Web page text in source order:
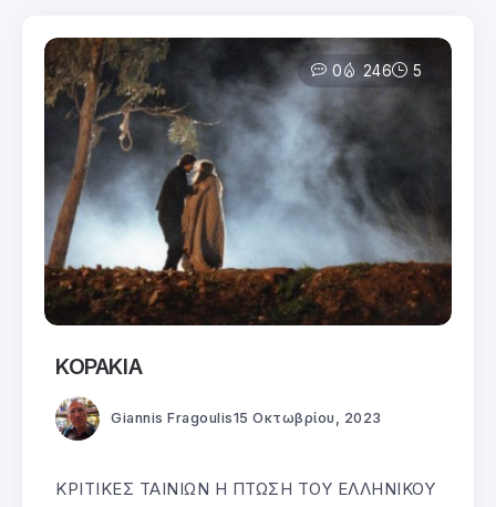
0 246 5
ΚΟΡΑΚΙΑ
Giannis Fragoulis15 Οκτωβρίου, 2023
ΚΡΙΤΙΚΕΣ ΤΑΙΝΙΩΝ Η ΠΤΩΣΗ ΤΟΥ ΕΛΛΗΝΙΚΟΥ